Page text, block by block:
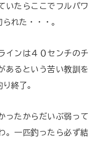
いたらここでフルパワ
れた・・・。
インは４０センチのチ
あるという苦い教訓を
終了。
ったからだいぶ弱って
。一匹釣ったら必ず結